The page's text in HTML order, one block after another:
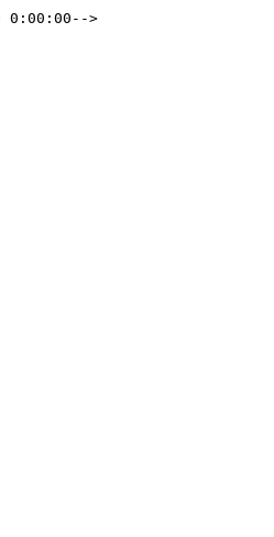
9 0:00:00-->